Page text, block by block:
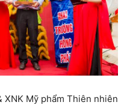
XNK Mỹ phẩm Thiên nhiên